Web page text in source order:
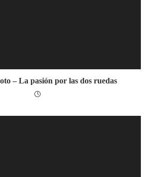
– La pasión por las dos ruedas